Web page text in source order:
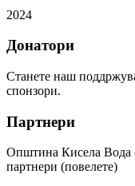
2024
Донатори
Станете наш
спонзори.
Партнери
Општина Кисела Вода
партнери (повелете)